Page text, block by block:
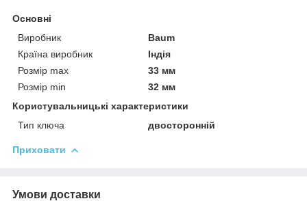
Основні
Виробник
Baum
Країна виробник
Індія
Розмір max
33 мм
Розмір min
32 мм
Користувальницькі характеристики
Тип ключа
двосторонній
Приховати
Умови доставки